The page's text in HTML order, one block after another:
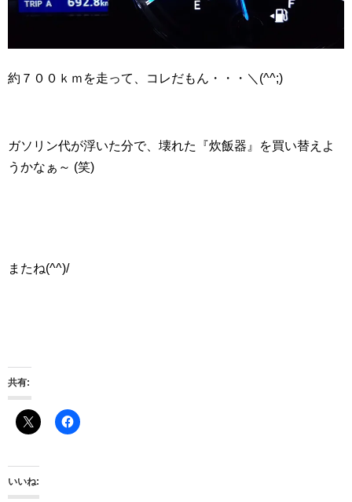
約７００ｋｍを走って、コレだもん・・・＼(^^;)
ガソリン代が浮いた分で、壊れた『炊飯器』を買い替えよ
うかなぁ～ (笑)
またね(^^)/
共有:
いいね: